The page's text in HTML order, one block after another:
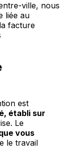
ville, nous
liée au
facture
est
établi sur
Le
vous
le travail